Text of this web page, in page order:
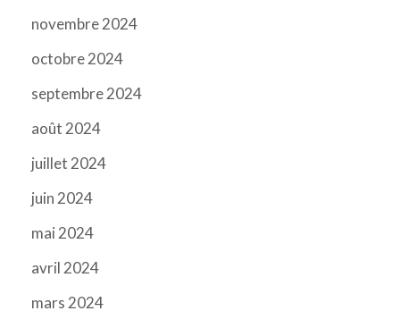
novembre 2024
octobre 2024
septembre 2024
août 2024
juillet 2024
juin 2024
mai 2024
avril 2024
mars 2024